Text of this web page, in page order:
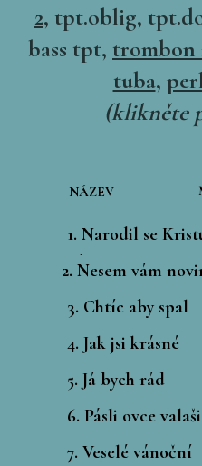
2, tpt.oblig,
bass tpt, trombon
tuba,
(klikněte
NÁZEV
1. Narodil se
Pán
2. Nesem vám
3. Chtíc aby spal
4. Jak jsi krásné
5. Já bych rád
6. Pásli ovce valaši
7. Veselé vánoční